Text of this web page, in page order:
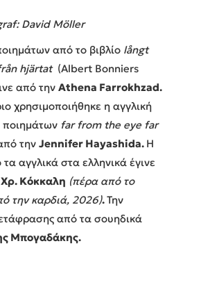
David Möller
από το βιβλίο långt
hjärtat (Albert Bonniers
από την Athena Farrokhzad.
χρησιμοποιήθηκε η αγγλική
far from the eye far
την Jennifer Hayashida. Η
αγγλικά στα ελληνικά έγινε
Χρ. Κόκκαλη (πέρα από το
την καρδιά, 2026).Την
από τα σουηδικά
Μπογαδάκης.